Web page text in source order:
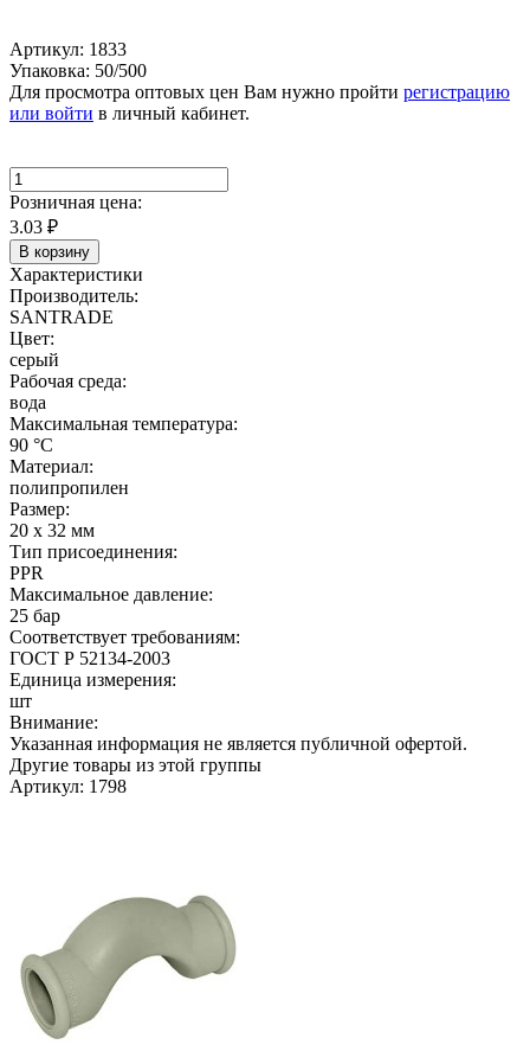
Артикул: 1833
Упаковка: 50/500
Для просмотра оптовых цен Вам нужно пройти регистрацию
или войти в личный кабинет.
Розничная цена:
3.03 ₽
В корзину
Характеристики
Производитель:
SANTRADE
Цвет:
серый
Рабочая среда:
вода
Максимальная температура:
90 °C
Материал:
полипропилен
Размер:
20 х 32 мм
Тип присоединения:
PPR
Максимальное давление:
25 бар
Соответствует требованиям:
ГОСТ Р 52134-2003
Единица измерения:
шт
Внимание:
Указанная информация не является публичной офертой.
Другие товары из этой группы
Артикул: 1798